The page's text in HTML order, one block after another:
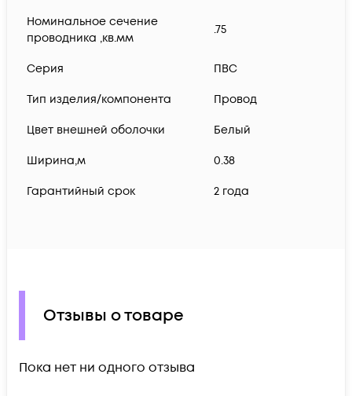
Номинальное сечение
проводника ,кв.мм
.75
Серия ПВС
Тип изделия/компонента Провод
Цвет внешней оболочки Белый
Ширина,м 0.38
Гарантийный срок 2 года
Отзывы о товаре
Пока нет ни одного отзыва